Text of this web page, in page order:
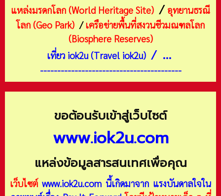
แหล่งมรดกโลก (World Heritage Site) /อุทยานธรณี
โลก (Geo Park) /เครือข่ายพื้นที่สงวนชีวมณฑลโลก
(Biosphere Reserves)
เที่ยว iok2u (Travel iok2u) / ...
-----------------------------------------
ขอต้อนรับเข้าสู่เว็บไซต์
www.iok2u.com
แหล่งข้อมูลสารสนเทศเพื่อคุณ
เว็บไซต์ www.iok2u.com นี้เกิดมาจาก แรงบันดาลใจใน